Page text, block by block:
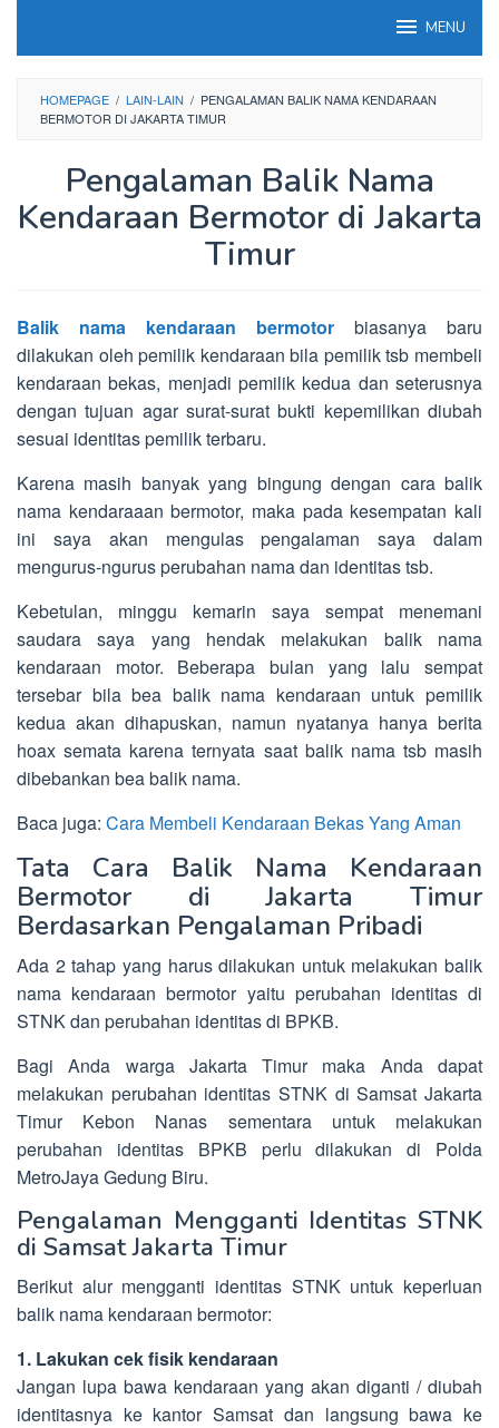
MENU
HOMEPAGE / LAIN-LAIN / PENGALAMAN BALIK NAMA KENDARAAN
BERMOTOR DI JAKARTA TIMUR
Pengalaman Balik Nama
Kendaraan Bermotor di Jakarta
Timur
Balik nama kendaraan bermotor biasanya baru
dilakukan oleh pemilik kendaraan bila pemilik tsb membeli
kendaraan bekas, menjadi pemilik kedua dan seterusnya
dengan tujuan agar surat-surat bukti kepemilikan diubah
sesuai identitas pemilik terbaru.
Karena masih banyak yang bingung dengan cara balik
nama kendaraaan bermotor, maka pada kesempatan kali
ini saya akan mengulas pengalaman saya dalam
mengurus-ngurus perubahan nama dan identitas tsb.
Kebetulan, minggu kemarin saya sempat menemani
saudara saya yang hendak melakukan balik nama
kendaraan motor. Beberapa bulan yang lalu sempat
tersebar bila bea balik nama kendaraan untuk pemilik
kedua akan dihapuskan, namun nyatanya hanya berita
hoax semata karena ternyata saat balik nama tsb masih
dibebankan bea balik nama.
Baca juga: Cara Membeli Kendaraan Bekas Yang Aman
Tata Cara Balik Nama Kendaraan
Bermotor di Jakarta Timur
Berdasarkan Pengalaman Pribadi
Ada 2 tahap yang harus dilakukan untuk melakukan balik
nama kendaraan bermotor yaitu perubahan identitas di
STNK dan perubahan identitas di BPKB.
Bagi Anda warga Jakarta Timur maka Anda dapat
melakukan perubahan identitas STNK di Samsat Jakarta
Timur Kebon Nanas sementara untuk melakukan
perubahan identitas BPKB perlu dilakukan di Polda
MetroJaya Gedung Biru.
Pengalaman Mengganti Identitas STNK
di Samsat Jakarta Timur
Berikut alur mengganti identitas STNK untuk keperluan
balik nama kendaraan bermotor:
1. Lakukan cek fisik kendaraan
Jangan lupa bawa kendaraan yang akan diganti / diubah
identitasnya ke kantor Samsat dan langsung bawa ke